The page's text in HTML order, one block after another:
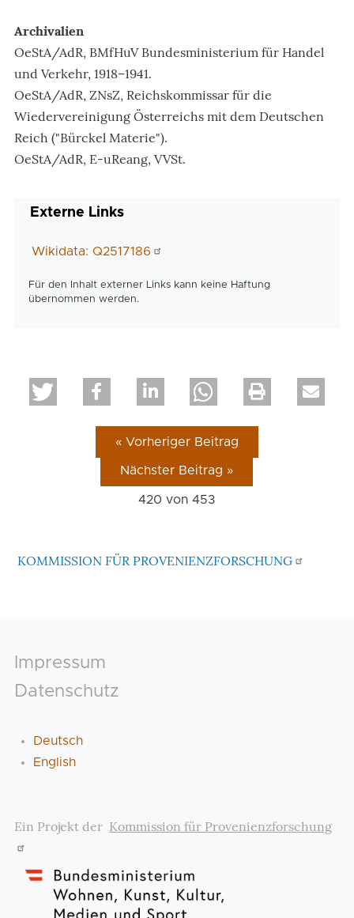
Archivalien
OeStA/AdR, BMfHuV Bundesministerium für Handel
und Verkehr, 1918–1941.
OeStA/AdR, ZNsZ, Reichskommissar für die
Wiedervereinigung Österreichs mit dem Deutschen
Reich ("Bürckel Materie").
OeStA/AdR, E-uReang, VVSt.
Externe Links
Wikidata: Q2517186
Für den Inhalt externer Links kann keine Haftung
übernommen werden.
« Vorheriger Beitrag
Nächster Beitrag »
420 von453
KOMMISSION FÜR PROVENIENZFORSCHUNG
Footer
Impressum
Datenschutz
Deutsch
English
Ein Projekt der Kommission für Provenienzforschung